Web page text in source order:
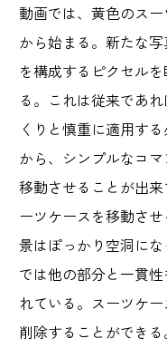
動画では、黄色のス
から始まる。新たな
を構成するピクセル
る。これは従来であ
くりと慎重に適用す
から、シンプルなコ
移動させることが出
ーツケースを移動さ
景はぽっかり空洞に
では他の部分と一貫
れている。スーツケ
削除することができ